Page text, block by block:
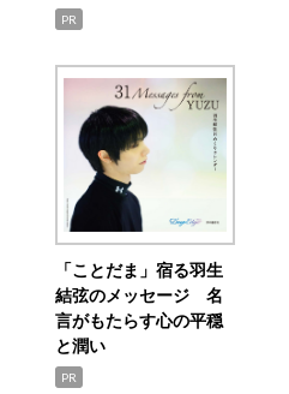
PR
「ことだま」宿る羽生
結弦のメッセージ 名
言がもたらす心の平穏
と潤い
PR